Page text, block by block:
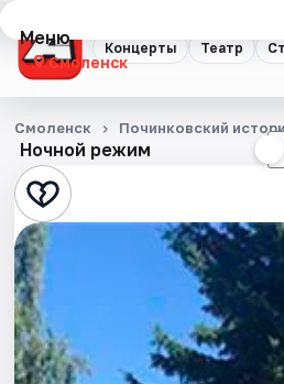
Концерты Театр
Меню
Смоленск
Концерты
Театр
Стендап
Выставки
Экскурсии
Спорт
Ночной режим
Смоленск Починковский